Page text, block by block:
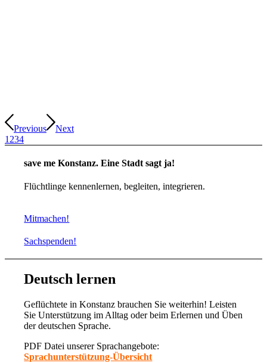
Previous
Next
1 234
save me Konstanz. Eine Stadt sagt ja!
Flüchtlinge kennenlernen, begleiten, integrieren.
Mitmachen!
Sachspenden!
Deutsch lernen
Geflüchtete in Konstanz brauchen Sie weiterhin! Leisten
Sie Unterstützung im Alltag oder beim Erlernen und Üben
der deutschen Sprache.
PDF Datei unserer Sprachangebote:
Sprachunterstützung-Übersicht